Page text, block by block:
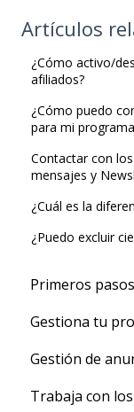
Artículos
¿Cómo activo/
afiliados?
¿Cómo puedo
para mi programa
Contactar con
mensajes y
¿Cuál es la
¿Puedo excluir
Primeros pasos
Antes de
Gestiona tu
Ihr
Gestión de
Catálogo de
Trabaja con